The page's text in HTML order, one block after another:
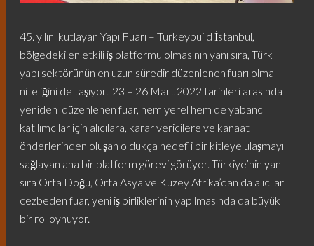
45. yılını kutlayan Yapı Fuarı – Turkeybuild İstanbul,
bölgedeki en etkili iş platformu olmasının yanı sıra, Türk
yapı sektörünün en uzun süredir düzenlenen fuarı olma
niteliğini de taşıyor. 23 – 26 Mart 2022 tarihleri arasında
yeniden düzenlenen fuar, hem yerel hem de yabancı
katılımcılar için alıcılara, karar vericilere ve kanaat
önderlerinden oluşan oldukça hedefli bir kitleye ulaşmayı
sağlayan ana bir platform görevi görüyor. Türkiye’nin yanı
sıra Orta Doğu, Orta Asya ve Kuzey Afrika’dan da alıcıları
cezbeden fuar, yeni iş birliklerinin yapılmasında da büyük
bir rol oynuyor.